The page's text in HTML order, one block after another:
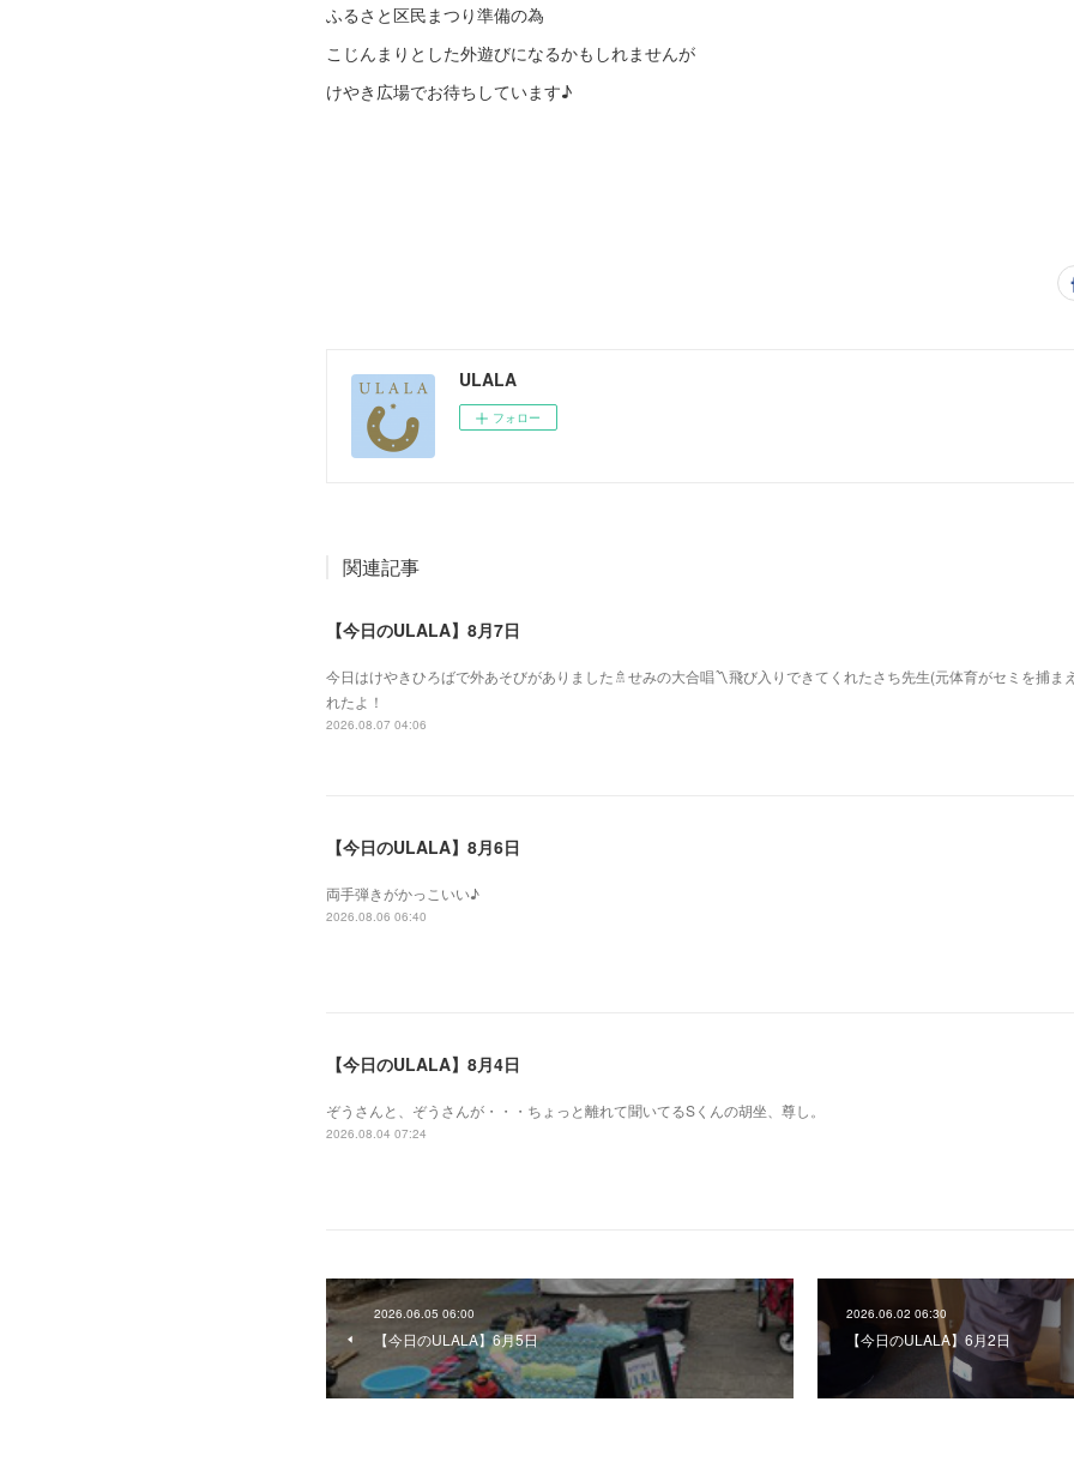
ふるさと区民まつり準備の為
こじんまりとした外遊びになるかもしれませんが
けやき広場でお待ちしています♪
ULALA
フォロー
関連記事
【今日のULALA】8月7日
今日はけやきひろばで外あそびがありました🚿せみの大合唱〽飛び入りできてくれたさち先生(元体育がセミを捕ま
れたよ！
2026.08.07 04:06
【今日のULALA】8月6日
両手弾きがかっこいい♪
2026.08.06 06:40
【今日のULALA】8月4日
ぞうさんと、ぞうさんが・・・ちょっと離れて聞いてるSくんの胡坐、尊し。
2026.08.04 07:24
2026.06.05 06:00
【今日のULALA】6月5日
2026.06.02 06:30
【今日のULALA】6月2日